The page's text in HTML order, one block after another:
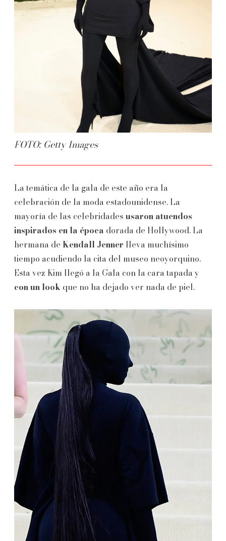
FOTO: Getty Images
La temática de la gala de este año era la
celebración de la moda estadounidense. La
mayoría de las celebridades usaron atuendos
inspirados en la época dorada de Hollywood. La
hermana de Kendall Jenner lleva muchísimo
tiempo acudiendo la cita del museo neoyorquino.
Esta vez Kim llegó a la Gala con la cara tapada y
con un look que no ha dejado ver nada de piel.